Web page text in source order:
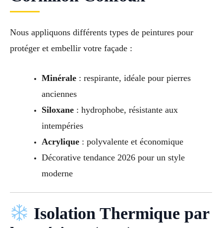
Nous appliquons différents types de peintures pour
protéger et embellir votre façade :
Minérale: respirante, idéale pour pierres
anciennes
Siloxane: hydrophobe, résistante aux
intempéries
Acrylique: polyvalente et économique
Décorative tendance 2026 pour un style
moderne
Isolation Thermique par